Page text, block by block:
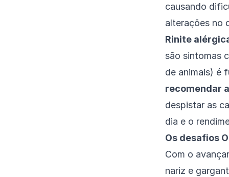
causando
alterações no
Rinite
são sintomas
de animais) é
recomendar
despistar as
dia e o
Os desafios
Com o
nariz e